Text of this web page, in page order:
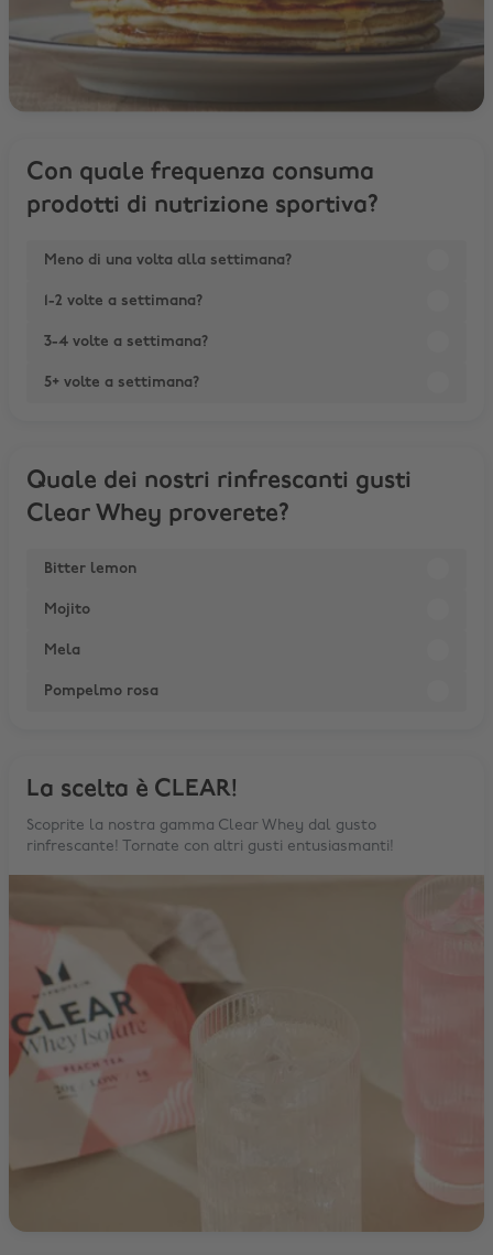
Con quale frequenza consuma
prodotti di nutrizione sportiva?
Meno di una volta alla settimana?
1-2 volte a settimana?
3-4 volte a settimana?
5+ volte a settimana?
Quale dei nostri rinfrescanti gusti
Clear Whey proverete?
Bitter lemon
Mojito
Mela
Pompelmo rosa
La scelta è CLEAR!
Scoprite la nostra gamma Clear Whey dal gusto
rinfrescante! Tornate con altri gusti entusiasmanti!